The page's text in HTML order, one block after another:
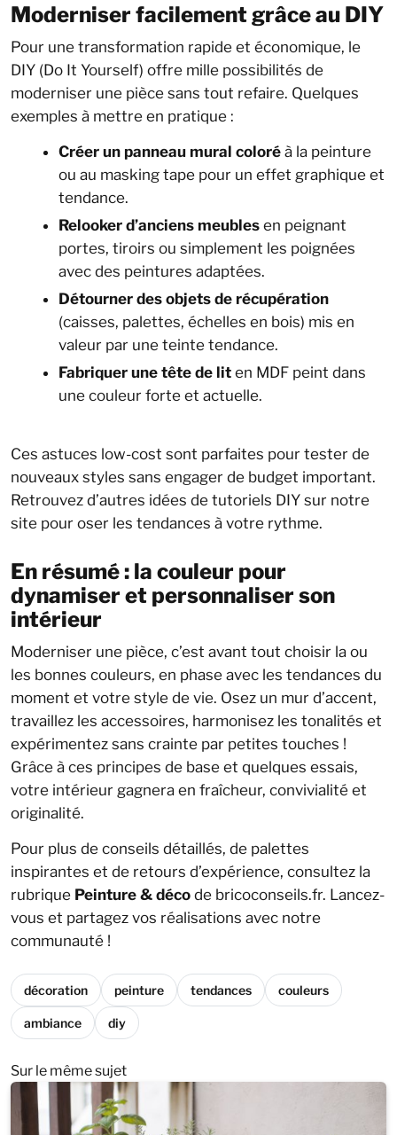
Moderniser facilement grâce au DIY
Pour une transformation rapide et économique, le
DIY (Do It Yourself) offre mille possibilités de
moderniser une pièce sans tout refaire. Quelques
exemples à mettre en pratique :
Créer un panneau mural coloré à la peinture
ou au masking tape pour un effet graphique et
tendance.
Relooker d’anciens meubles en peignant
portes, tiroirs ou simplement les poignées
avec des peintures adaptées.
Détourner des objets de récupération
(caisses, palettes, échelles en bois) mis en
valeur par une teinte tendance.
Fabriquer une tête de lit en MDF peint dans
une couleur forte et actuelle.
Ces astuces low-cost sont parfaites pour tester de
nouveaux styles sans engager de budget important.
Retrouvez d’autres idées de tutoriels DIY sur notre
site pour oser les tendances à votre rythme.
En résumé : la couleur pour
dynamiser et personnaliser son
intérieur
Moderniser une pièce, c’est avant tout choisir la ou
les bonnes couleurs, en phase avec les tendances du
moment et votre style de vie. Osez un mur d’accent,
travaillez les accessoires, harmonisez les tonalités et
expérimentez sans crainte par petites touches !
Grâce à ces principes de base et quelques essais,
votre intérieur gagnera en fraîcheur, convivialité et
originalité.
Pour plus de conseils détaillés, de palettes
inspirantes et de retours d’expérience, consultez la
rubrique Peinture & déco de bricoconseils.fr. Lancez-
vous et partagez vos réalisations avec notre
communauté !
décoration peinture tendances couleurs
ambiance diy
Sur le même sujet